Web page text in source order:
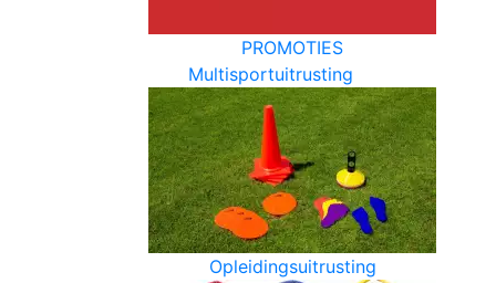
PROMOTIES
Multisportuitrusting
Opleidingsuitrusting